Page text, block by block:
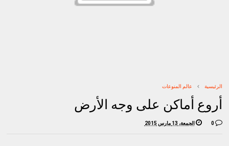
الرئيسية عالم المنوعات
أروع أماكن على وجه الأرض
0 الجمعة، 13 مارس 2015